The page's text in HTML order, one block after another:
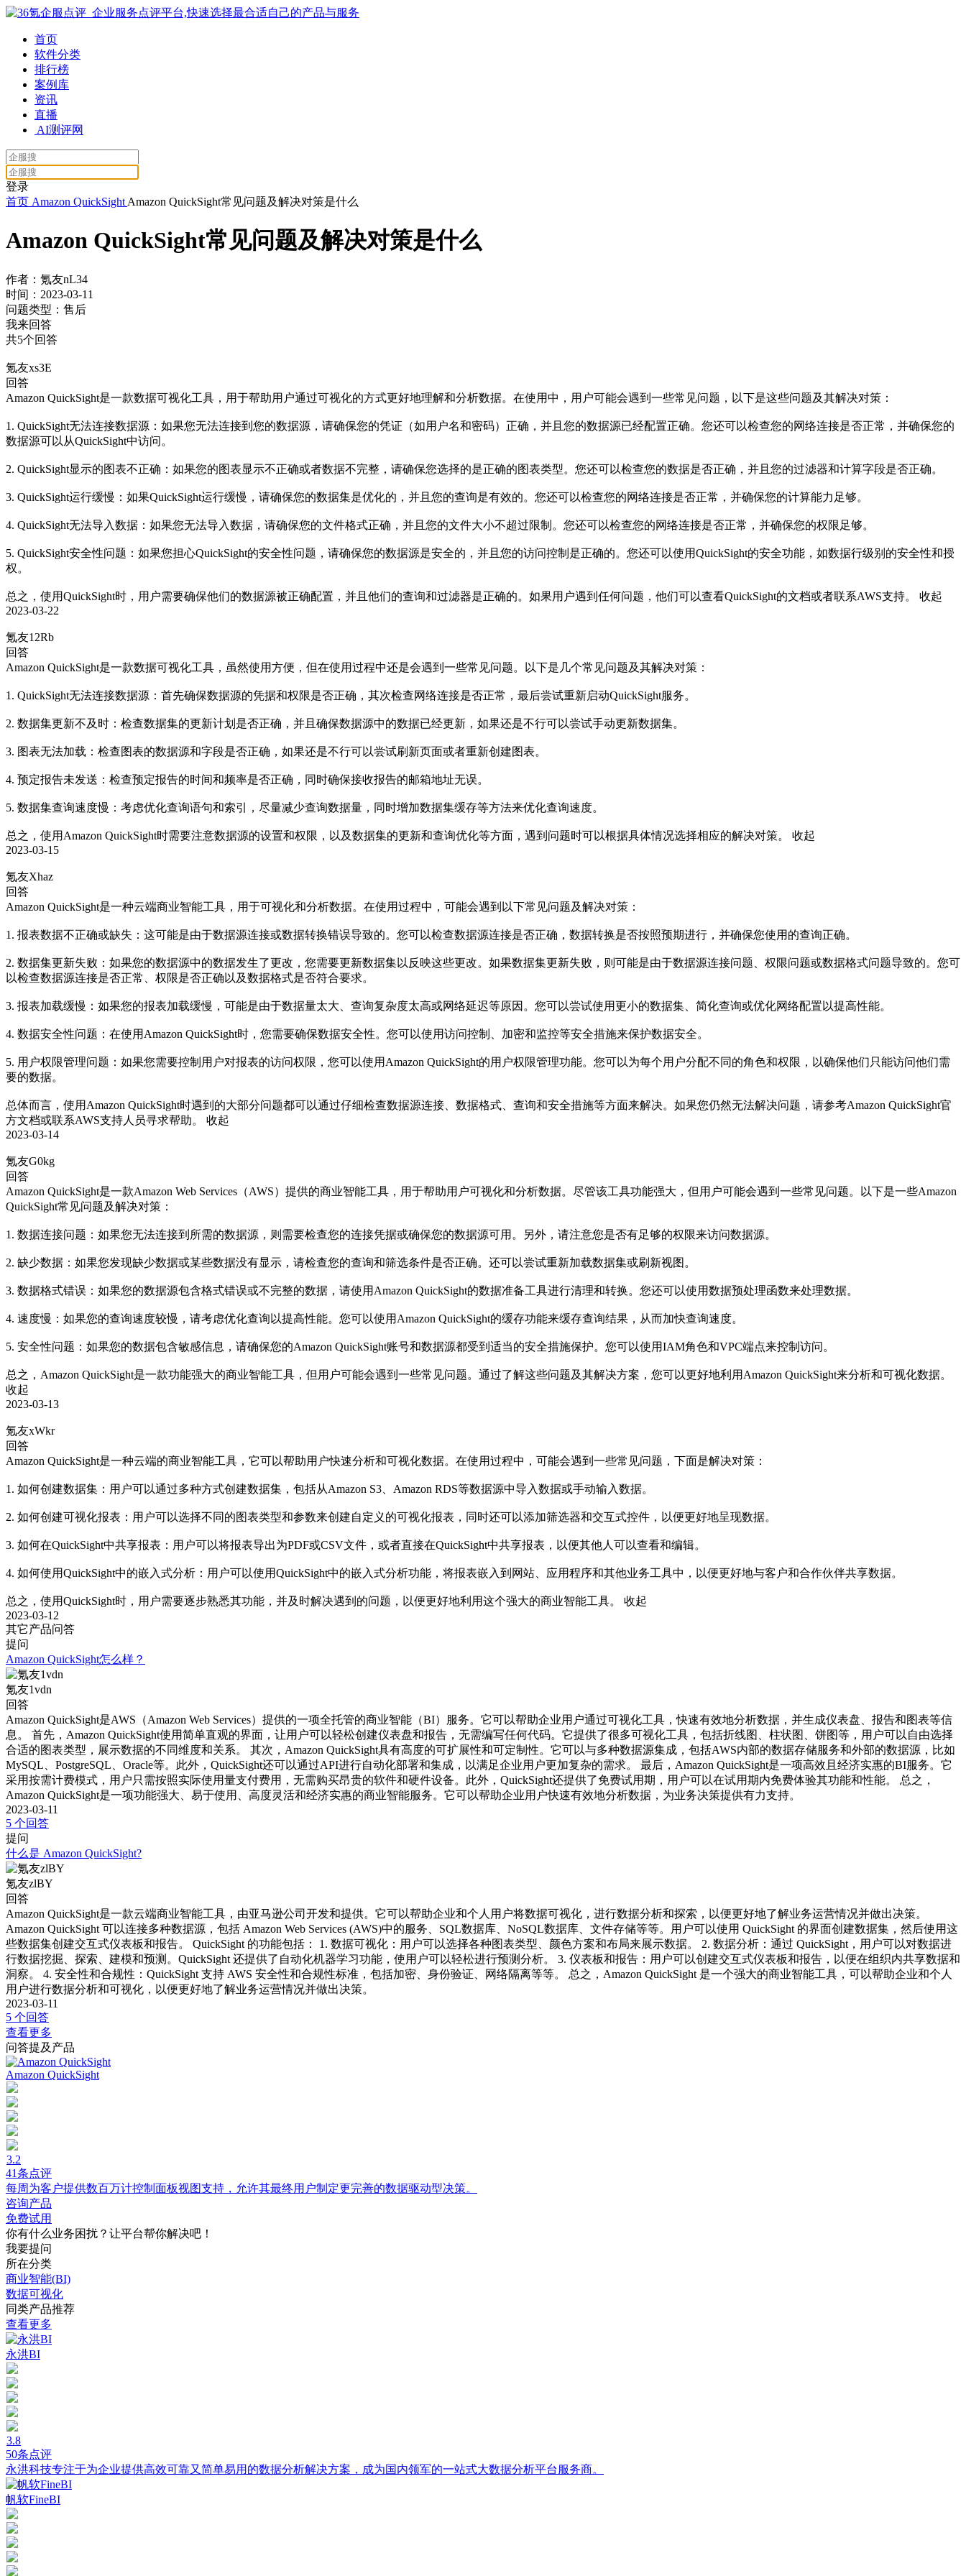
首页
软件分类
排行榜
案例库
资讯
直播
AI测评网
登录
首页 Amazon QuickSight Amazon QuickSight常见问题及解决对策是什么
Amazon QuickSight常见问题及解决对策是什么
作者：氪友nL34
时间：2023-03-11
问题类型：售后
我来回答
共5个回答
氪友xs3E
回答
Amazon QuickSight是一款数据可视化工具，用于帮助用户通过可视化的方式更好地理解和分析数据。在使用中，用户可能会遇到一些常见问题，以下是这些问题及其解决对策：
1. QuickSight无法连接数据源：如果您无法连接到您的数据源，请确保您的凭证（如用户名和密码）正确，并且您的数据源已经配置正确。您还可以检查您的网络连接是否正常，并确保您的
数据源可以从QuickSight中访问。
2. QuickSight显示的图表不正确：如果您的图表显示不正确或者数据不完整，请确保您选择的是正确的图表类型。您还可以检查您的数据是否正确，并且您的过滤器和计算字段是否正确。
3. QuickSight运行缓慢：如果QuickSight运行缓慢，请确保您的数据集是优化的，并且您的查询是有效的。您还可以检查您的网络连接是否正常，并确保您的计算能力足够。
4. QuickSight无法导入数据：如果您无法导入数据，请确保您的文件格式正确，并且您的文件大小不超过限制。您还可以检查您的网络连接是否正常，并确保您的权限足够。
5. QuickSight安全性问题：如果您担心QuickSight的安全性问题，请确保您的数据源是安全的，并且您的访问控制是正确的。您还可以使用QuickSight的安全功能，如数据行级别的安全性和授
权。
总之，使用QuickSight时，用户需要确保他们的数据源被正确配置，并且他们的查询和过滤器是正确的。如果用户遇到任何问题，他们可以查看QuickSight的文档或者联系AWS支持。
收起
2023-03-22
氪友12Rb
回答
Amazon QuickSight是一款数据可视化工具，虽然使用方便，但在使用过程中还是会遇到一些常见问题。以下是几个常见问题及其解决对策：
1. QuickSight无法连接数据源：首先确保数据源的凭据和权限是否正确，其次检查网络连接是否正常，最后尝试重新启动QuickSight服务。
2. 数据集更新不及时：检查数据集的更新计划是否正确，并且确保数据源中的数据已经更新，如果还是不行可以尝试手动更新数据集。
3. 图表无法加载：检查图表的数据源和字段是否正确，如果还是不行可以尝试刷新页面或者重新创建图表。
4. 预定报告未发送：检查预定报告的时间和频率是否正确，同时确保接收报告的邮箱地址无误。
5. 数据集查询速度慢：考虑优化查询语句和索引，尽量减少查询数据量，同时增加数据集缓存等方法来优化查询速度。
总之，使用Amazon QuickSight时需要注意数据源的设置和权限，以及数据集的更新和查询优化等方面，遇到问题时可以根据具体情况选择相应的解决对策。
收起
2023-03-15
氪友Xhaz
回答
Amazon QuickSight是一种云端商业智能工具，用于可视化和分析数据。在使用过程中，可能会遇到以下常见问题及解决对策：
1. 报表数据不正确或缺失：这可能是由于数据源连接或数据转换错误导致的。您可以检查数据源连接是否正确，数据转换是否按照预期进行，并确保您使用的查询正确。
2. 数据集更新失败：如果您的数据源中的数据发生了更改，您需要更新数据集以反映这些更改。如果数据集更新失败，则可能是由于数据源连接问题、权限问题或数据格式问题导致的。您可
以检查数据源连接是否正常、权限是否正确以及数据格式是否符合要求。
3. 报表加载缓慢：如果您的报表加载缓慢，可能是由于数据量太大、查询复杂度太高或网络延迟等原因。您可以尝试使用更小的数据集、简化查询或优化网络配置以提高性能。
4. 数据安全性问题：在使用Amazon QuickSight时，您需要确保数据安全性。您可以使用访问控制、加密和监控等安全措施来保护数据安全。
5. 用户权限管理问题：如果您需要控制用户对报表的访问权限，您可以使用Amazon QuickSight的用户权限管理功能。您可以为每个用户分配不同的角色和权限，以确保他们只能访问他们需
要的数据。
总体而言，使用Amazon QuickSight时遇到的大部分问题都可以通过仔细检查数据源连接、数据格式、查询和安全措施等方面来解决。如果您仍然无法解决问题，请参考Amazon QuickSight官
方文档或联系AWS支持人员寻求帮助。
收起
2023-03-14
氪友G0kg
回答
Amazon QuickSight是一款Amazon Web Services（AWS）提供的商业智能工具，用于帮助用户可视化和分析数据。尽管该工具功能强大，但用户可能会遇到一些常见问题。以下是一些Amazon
QuickSight常见问题及解决对策：
1. 数据连接问题：如果您无法连接到所需的数据源，则需要检查您的连接凭据或确保您的数据源可用。另外，请注意您是否有足够的权限来访问数据源。
2. 缺少数据：如果您发现缺少数据或某些数据没有显示，请检查您的查询和筛选条件是否正确。还可以尝试重新加载数据集或刷新视图。
3. 数据格式错误：如果您的数据源包含格式错误或不完整的数据，请使用Amazon QuickSight的数据准备工具进行清理和转换。您还可以使用数据预处理函数来处理数据。
4. 速度慢：如果您的查询速度较慢，请考虑优化查询以提高性能。您可以使用Amazon QuickSight的缓存功能来缓存查询结果，从而加快查询速度。
5. 安全性问题：如果您的数据包含敏感信息，请确保您的Amazon QuickSight账号和数据源都受到适当的安全措施保护。您可以使用IAM角色和VPC端点来控制访问。
总之，Amazon QuickSight是一款功能强大的商业智能工具，但用户可能会遇到一些常见问题。通过了解这些问题及其解决方案，您可以更好地利用Amazon QuickSight来分析和可视化数据。
收起
2023-03-13
氪友xWkr
回答
Amazon QuickSight是一种云端的商业智能工具，它可以帮助用户快速分析和可视化数据。在使用过程中，可能会遇到一些常见问题，下面是解决对策：
1. 如何创建数据集：用户可以通过多种方式创建数据集，包括从Amazon S3、Amazon RDS等数据源中导入数据或手动输入数据。
2. 如何创建可视化报表：用户可以选择不同的图表类型和参数来创建自定义的可视化报表，同时还可以添加筛选器和交互式控件，以便更好地呈现数据。
3. 如何在QuickSight中共享报表：用户可以将报表导出为PDF或CSV文件，或者直接在QuickSight中共享报表，以便其他人可以查看和编辑。
4. 如何使用QuickSight中的嵌入式分析：用户可以使用QuickSight中的嵌入式分析功能，将报表嵌入到网站、应用程序和其他业务工具中，以便更好地与客户和合作伙伴共享数据。
总之，使用QuickSight时，用户需要逐步熟悉其功能，并及时解决遇到的问题，以便更好地利用这个强大的商业智能工具。
收起
2023-03-12
其它产品问答
提问
Amazon QuickSight怎么样？
氪友1vdn
回答
Amazon QuickSight是AWS（Amazon Web Services）提供的一项全托管的商业智能（BI）服务。它可以帮助企业用户通过可视化工具，快速有效地分析数据，并生成仪表盘、报告和图表等信
息。 首先，Amazon QuickSight使用简单直观的界面，让用户可以轻松创建仪表盘和报告，无需编写任何代码。它提供了很多可视化工具，包括折线图、柱状图、饼图等，用户可以自由选择
合适的图表类型，展示数据的不同维度和关系。 其次，Amazon QuickSight具有高度的可扩展性和可定制性。它可以与多种数据源集成，包括AWS内部的数据存储服务和外部的数据源，比如
MySQL、PostgreSQL、Oracle等。此外，QuickSight还可以通过API进行自动化部署和集成，以满足企业用户更加复杂的需求。 最后，Amazon QuickSight是一项高效且经济实惠的BI服务。它
采用按需计费模式，用户只需按照实际使用量支付费用，无需购买昂贵的软件和硬件设备。此外，QuickSight还提供了免费试用期，用户可以在试用期内免费体验其功能和性能。 总之，
Amazon QuickSight是一项功能强大、易于使用、高度灵活和经济实惠的商业智能服务。它可以帮助企业用户快速有效地分析数据，为业务决策提供有力支持。
2023-03-11
5 个回答
提问
什么是 Amazon QuickSight?
氪友zlBY
回答
Amazon QuickSight是一款云端商业智能工具，由亚马逊公司开发和提供。它可以帮助企业和个人用户将数据可视化，进行数据分析和探索，以便更好地了解业务运营情况并做出决策。
Amazon QuickSight 可以连接多种数据源，包括 Amazon Web Services (AWS)中的服务、SQL数据库、NoSQL数据库、文件存储等等。用户可以使用 QuickSight 的界面创建数据集，然后使用这
些数据集创建交互式仪表板和报告。 QuickSight 的功能包括： 1. 数据可视化：用户可以选择各种图表类型、颜色方案和布局来展示数据。 2. 数据分析：通过 QuickSight，用户可以对数据进
行数据挖掘、探索、建模和预测。QuickSight 还提供了自动化机器学习功能，使用户可以轻松进行预测分析。 3. 仪表板和报告：用户可以创建交互式仪表板和报告，以便在组织内共享数据和
洞察。 4. 安全性和合规性：QuickSight 支持 AWS 安全性和合规性标准，包括加密、身份验证、网络隔离等等。 总之，Amazon QuickSight 是一个强大的商业智能工具，可以帮助企业和个人
用户进行数据分析和可视化，以便更好地了解业务运营情况并做出决策。
2023-03-11
5 个回答
查看更多
问答提及产品
Amazon QuickSight
3.2
41条点评
每周为客户提供数百万计控制面板视图支持，允许其最终用户制定更完善的数据驱动型决策。
咨询产品
免费试用
你有什么业务困扰？让平台帮你解决吧！
我要提问
所在分类
商业智能(BI)
数据可视化
同类产品推荐
查看更多
永洪BI
3.8
50条点评
永洪科技专注于为企业提供高效可靠又简单易用的数据分析解决方案，成为国内领军的一站式大数据分析平台服务商。
帆软FineBI